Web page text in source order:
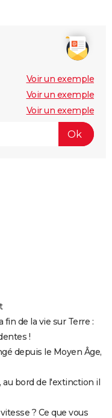
Voir un exemple
Voir un exemple
Voir un exemple
fin de la vie sur Terre :
!
depuis le Moyen Âge,
bord de l'extinction il
? Ce que vous